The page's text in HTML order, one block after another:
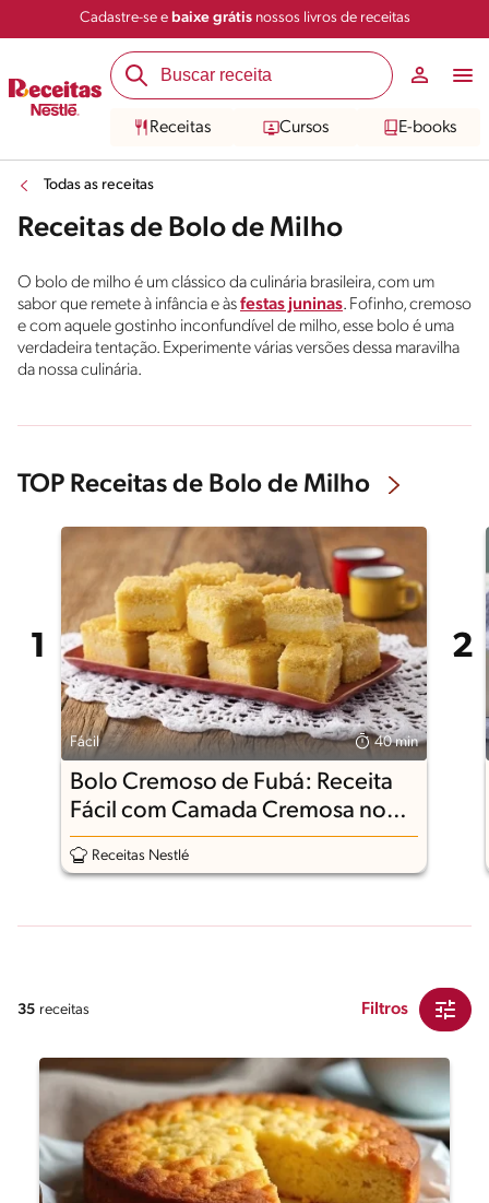
Cadastre-se e baixe grátisnossos livros de receitas
Receitas Cursos E-books
Todas as receitas
Receitas de Bolo de Milho
O bolo de milho é um clássico da culinária brasileira, com um
sabor que remete à infância e àsfestas juninas. Fofinho, cremoso
e com aquele gostinho inconfundível de milho, esse bolo é uma
verdadeira tentação. Experimente várias versões dessa maravilha
da nossa culinária.
TOP Receitas de Bolo de Milho
Fácil 40 min
Bolo Cremoso de Fubá: Receita
Fácil com Camada Cremosa no
Meio
Receitas Nestlé
35 receitas Filtros